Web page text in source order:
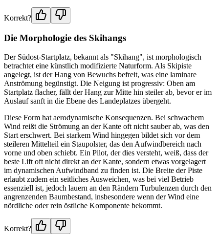
Korrekt?
Die Morphologie des Skihangs
Der Südost-Startplatz, bekannt als "Skihang", ist morphologisch
betrachtet eine künstlich modifizierte Naturform. Als Skipiste
angelegt, ist der Hang von Bewuchs befreit, was eine laminare
Anströmung begünstigt. Die Neigung ist progressiv: Oben am
Startplatz flacher, fällt der Hang zur Mitte hin steiler ab, bevor er im
Auslauf sanft in die Ebene des Landeplatzes übergeht.
Diese Form hat aerodynamische Konsequenzen. Bei schwachem
Wind reißt die Strömung an der Kante oft nicht sauber ab, was den
Start erschwert. Bei starkem Wind hingegen bildet sich vor dem
steileren Mittelteil ein Staupolster, das den Aufwindbereich nach
vorne und oben schiebt. Ein Pilot, der dies versteht, weiß, dass der
beste Lift oft nicht direkt an der Kante, sondern etwas vorgelagert
im dynamischen Aufwindband zu finden ist. Die Breite der Piste
erlaubt zudem ein seitliches Ausweichen, was bei viel Betrieb
essenziell ist, jedoch lauern an den Rändern Turbulenzen durch den
angrenzenden Baumbestand, insbesondere wenn der Wind eine
nördliche oder rein östliche Komponente bekommt.
Korrekt?